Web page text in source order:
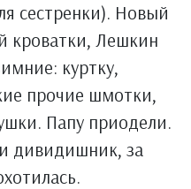
сестренки). Новый
кроватки, Лешкин
куртку,
прочие шмотки,
Папу приодели.
дивидишник, за